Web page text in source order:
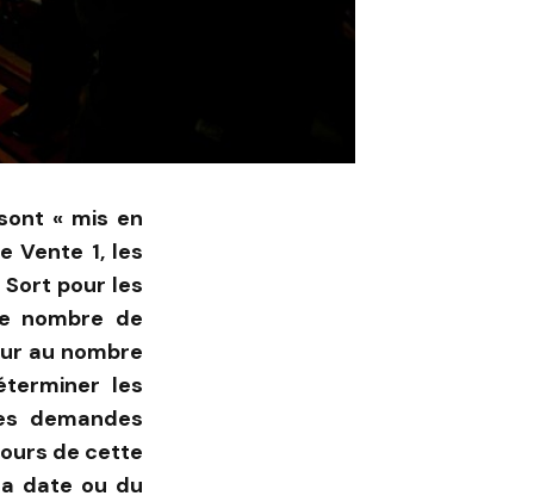
« mis en
Vente 1, les
pour les
nombre de
au nombre
les
demandes
de cette
date ou du